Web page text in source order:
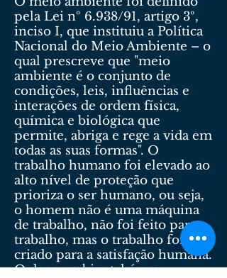
pela Lei nº 6.938/91, artigo 3º,
inciso I, que instituiu a Política
Nacional do Meio Ambiente – o
qual prescreve que "meio
ambiente é o conjunto de
condições, leis, influências e
interações de ordem física,
química e biológica que
permite, abriga e rege a vida em
todas as suas formas". O
trabalho humano foi elevado ao
alto nível de proteção que
prioriza o ser humano, ou seja,
o homem não é uma máquina
de trabalho, não foi feito para o
trabalho, mas o trabalho foi
criado para a satisfação humana.
O dano ambiental é um